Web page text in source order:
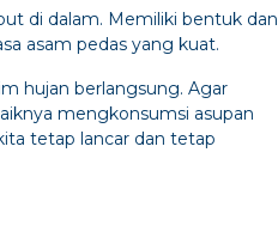
di dalam. Memiliki bentuk dan
asam pedas yang kuat.
hujan berlangsung. Agar
mengkonsumsi asupan
tetap lancar dan tetap